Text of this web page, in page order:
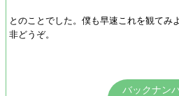
とのことでした。僕も早速これを観てみ
非どうぞ。
バックナン